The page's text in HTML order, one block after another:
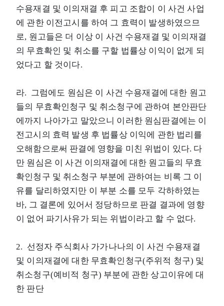
수용재결 및 이의재결 후 피고 조합이 이 사건 사업
에 관한 이전고시를 하여 그 효력이 발생하였으므
로, 원고들은 더 이상 이 사건 수용재결 및 이의재결
의 무효확인 및 취소를 구할 법률상 이익이 없게 되
었다고 할 것이다.
라. 그럼에도 원심은 이 사건 수용재결에 대한 원고
들의 무효확인청구 및 취소청구에 관하여 본안판단
에까지 나아가고 말았으니 이러한 원심판결에는 이
전고시의 효력 발생 후 법률상 이익에 관한 법리를
오해함으로써 판결에 영향을 미친 위법이 있다. 다
만 원심은 이 사건 이의재결에 대한 원고들의 무효
확인청구 및 취소청구 부분에 관하여는 비록 그 이
유를 달리하였지만 이 부분 소를 모두 각하하였는
바, 그 결론에 있어서 정당하므로 판결 결과에 영향
이 없어 파기사유가 되는 위법이라고 할 수 없다.
2. 선정자 주식회사 가가나나의 이 사건 수용재결
및 이의재결에 대한 무효확인청구(주위적 청구) 및
취소청구(예비적 청구) 부분에 관한 상고이유에 대
한 판단